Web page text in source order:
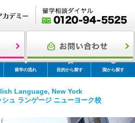
留学の流れ 目的から探す 国から探す
Language, New York
ュ ランゲージ ニューヨーク校